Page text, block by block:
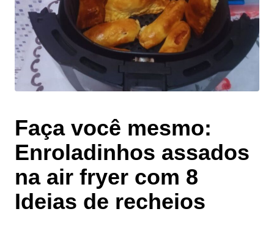
Faça você mesmo:
Enroladinhos assados
na air fryer com 8
Ideias de recheios